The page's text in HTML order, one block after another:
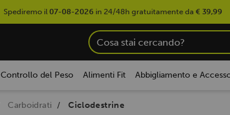
Spediremo il 07-08-2026 in 24/48h gratuitamente da € 39,99
Controllo del Peso Alimenti Fit Abbigliamento e
Carboidrati Ciclodestrine